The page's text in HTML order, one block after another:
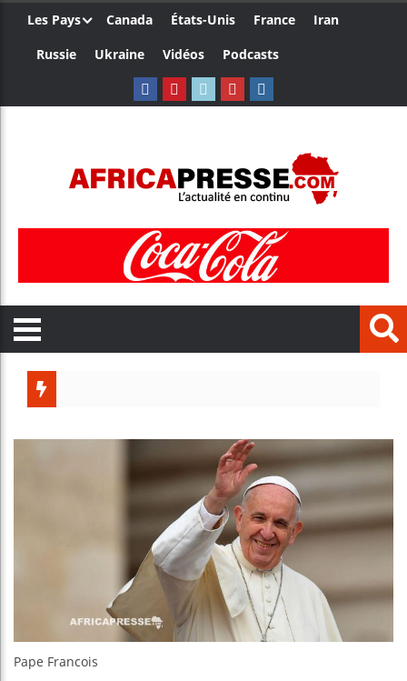
Les Pays Canada États-Unis France
Iran
Russie
Ukraine Vidéos Podcasts
Guinée :
Réforme
Bénin :
Pape Francois